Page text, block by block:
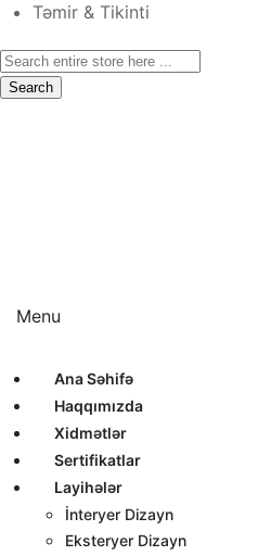
Təmir & Tikinti
Search
Menu
Ana Səhifə
Haqqımızda
Xidmətlər
Sertifikatlar
Layihələr
İnteryer Dizayn
Eksteryer Dizayn